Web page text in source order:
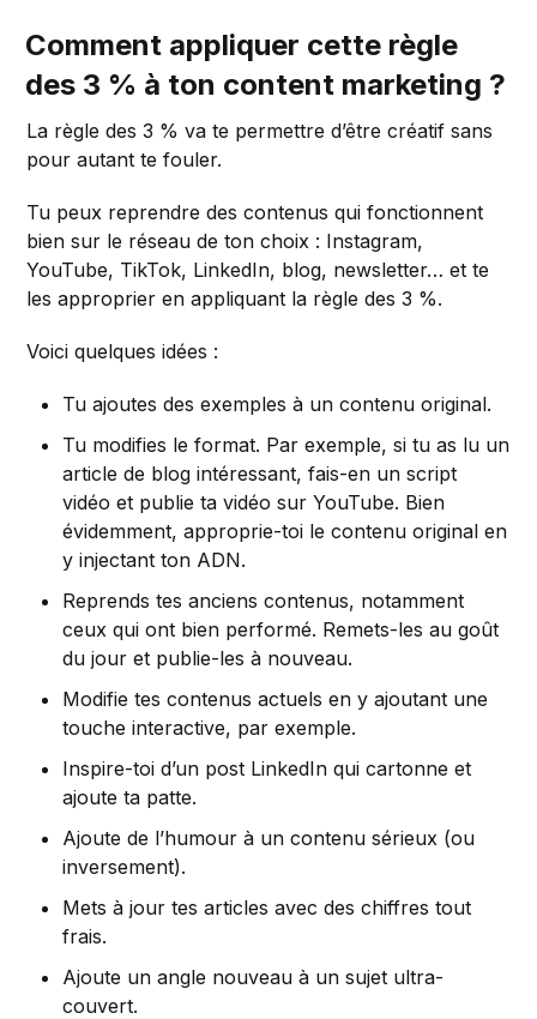
Comment appliquer cette règle
des 3 % à ton content marketing ?
La règle des 3 % va te permettre d’être créatif sans
pour autant te fouler.
Tu peux reprendre des contenus qui fonctionnent
bien sur le réseau de ton choix : Instagram,
YouTube, TikTok, LinkedIn, blog, newsletter… et te
les approprier en appliquant la règle des 3 %.
Voici quelques idées :
Tu ajoutes des exemples à un contenu original.
Tu modifies le format. Par exemple, si tu as lu un
article de blog intéressant, fais-en un script
vidéo et publie ta vidéo sur YouTube. Bien
évidemment, approprie-toi le contenu original en
y injectant ton ADN.
Reprends tes anciens contenus, notamment
ceux qui ont bien performé. Remets-les au goût
du jour et publie-les à nouveau.
Modifie tes contenus actuels en y ajoutant une
touche interactive, par exemple.
Inspire-toi d’un post LinkedIn qui cartonne et
ajoute ta patte.
Ajoute de l’humour à un contenu sérieux (ou
inversement).
Mets à jour tes articles avec des chiffres tout
frais.
Ajoute un angle nouveau à un sujet ultra-
couvert.